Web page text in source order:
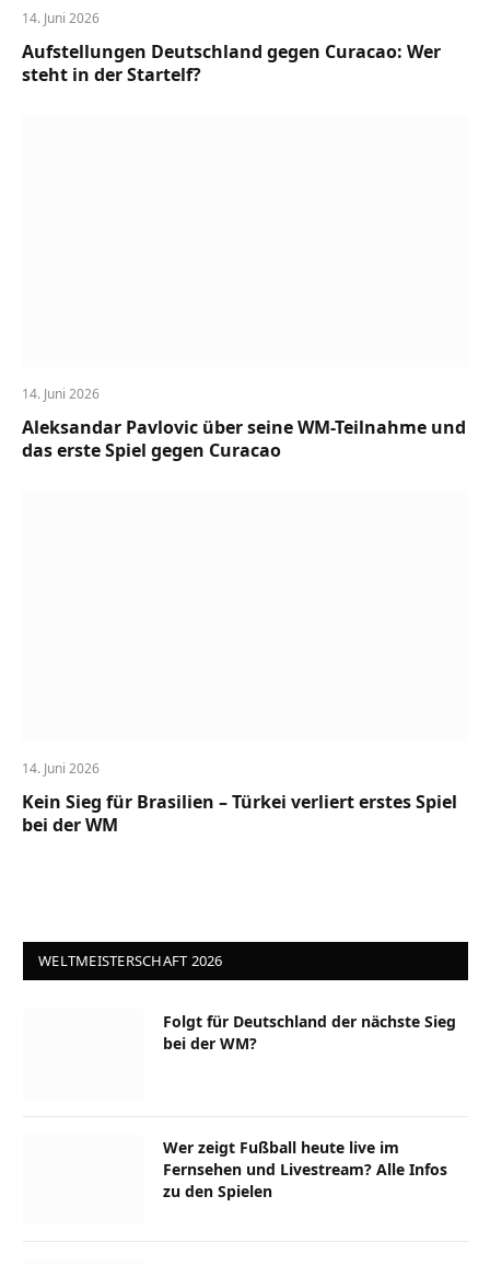
14. Juni 2026
Aufstellungen Deutschland gegen Curacao: Wer
steht in der Startelf?
14. Juni 2026
Aleksandar Pavlovic über seine WM-Teilnahme und
das erste Spiel gegen Curacao
14. Juni 2026
Kein Sieg für Brasilien – Türkei verliert erstes Spiel
bei der WM
WELTMEISTERSCHAFT 2026
Folgt für Deutschland der nächste Sieg
bei der WM?
Wer zeigt Fußball heute live im
Fernsehen und Livestream? Alle Infos
zu den Spielen